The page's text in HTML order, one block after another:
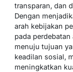
transparan, dan
Dengan
arah kebijakan
pada
menuju tujuan
keadilan sosial,
meningkatkan